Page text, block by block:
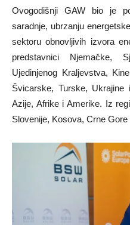
Ovogodišnji GAW bio je
saradnje, ubrzanju
sektoru obnovljivih izvora
predstavnici Njemačke,
Ujedinjenog Kraljevstva,
Švicarske, Turske,
Azije, Afrike i Amerike. Iz
Slovenije, Kosova, Crne